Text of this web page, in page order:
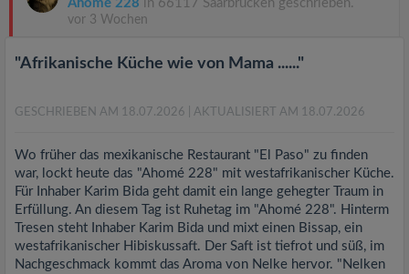
Ahomé 228 in 66117 Saarbrücken geschrieben.
vor 3 Wochen
"Afrikanische Küche wie von Mama ......"
GESCHRIEBEN AM 18.07.2026 | AKTUALISIERT AM 18.07.2026
Wo früher das mexikanische Restaurant "El Paso" zu finden
war, lockt heute das "Ahomé 228" mit westafrikanischer Küche.
Für Inhaber Karim Bida geht damit ein lange gehegter Traum in
Erfüllung. An diesem Tag ist Ruhetag im "Ahomé 228". Hinterm
Tresen steht Inhaber Karim Bida und mixt einen Bissap, ein
westafrikanischer Hibiskussaft. Der Saft ist tiefrot und süß, im
Nachgeschmack kommt das Aroma von Nelke hervor. "Nelken